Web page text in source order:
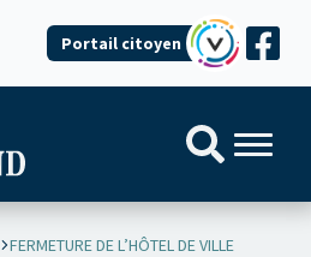
Portail citoyen
FERMETURE DE L’HÔTEL DE VILLE